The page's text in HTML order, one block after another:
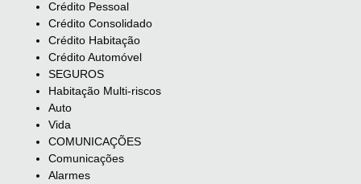
Crédito Pessoal
Crédito Consolidado
Crédito Habitação
Crédito Automóvel
SEGUROS
Habitação Multi-riscos
Auto
Vida
COMUNICAÇÕES
Comunicações
Alarmes